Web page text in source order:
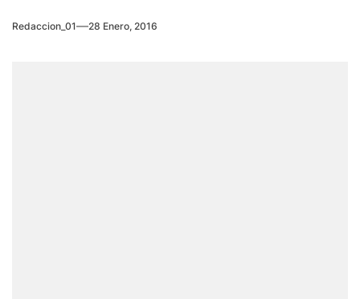
Redaccion_01 28 Enero, 2016